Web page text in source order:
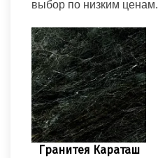
выбор по низким ценам.
Гранитея Караташ